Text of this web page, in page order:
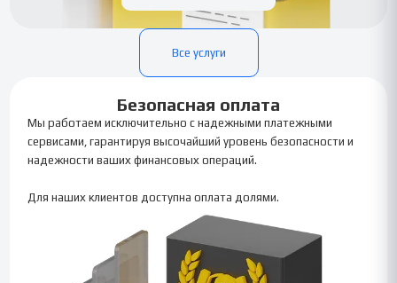
Все услуги
Безопасная оплата
Мы работаем исключительно с надежными платежными
сервисами, гарантируя высочайший уровень безопасности и
надежности ваших финансовых операций.
Для наших клиентов доступна оплата долями.